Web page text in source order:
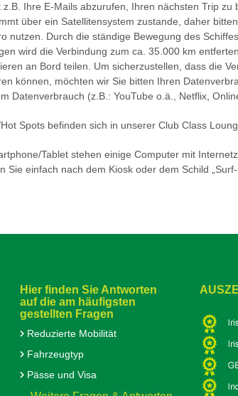
Ihre E-Mails abzurufen, Ihren nächsten Trip
über ein Satellitensystem zustande, daher
nutzen. Durch die ständige Bewegung des
wird die Verbindung zum ca. 35.000 km
an Bord teilen. Um sicherzustellen, dass die
können, möchten wir Sie bitten Ihren
Datenverbrauch (z.B.: YouTube o.ä., Netflix,
Spots befinden sich in unserer Club Class
Tablet stehen einige Computer mit
Sie einfach nach dem Kiosk oder dem Schild
Hier finden Sie Antworten
auf die am häufigsten
gestellten Fragen
Reduzierte Mobilität
Fahrzeugtyp
Pässe und Visa